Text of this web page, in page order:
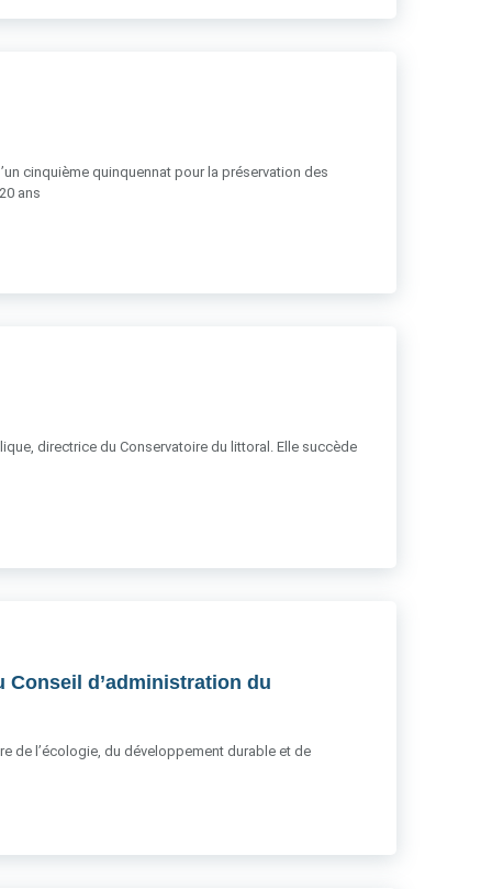
cinquième quinquennat pour la préservation des
ans
directrice du Conservatoire du littoral. Elle succède
Conseil d’administration du
de l’écologie, du développement durable et de